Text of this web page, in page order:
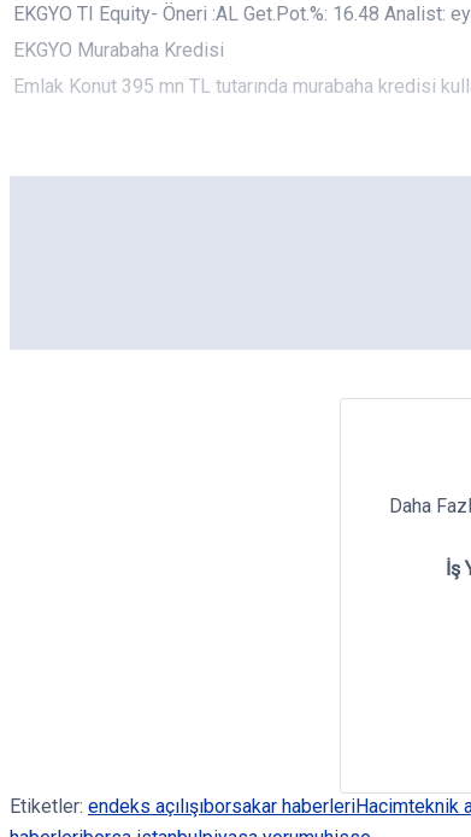
EKGYO TI Equity- Öneri :AL Get.Pot.%: 16.48 Analist:
EKGYO Murabaha Kredisi
Emlak Konut 395 mn TL tutarında murabaha kredisi
Daha
İş
Etiketler: endeks açılışıborsakar haberleriHacimteknik